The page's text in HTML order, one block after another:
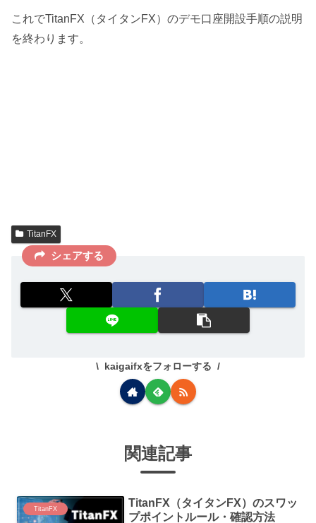
これでTitanFX（タイタンFX）のデモ口座開設手順の説明
を終わります。
TitanFX
シェアする
kaigaifxをフォローする
関連記事
TitanFX
TitanFX（タイタンFX）のスワッ
プポイントルール・確認方法